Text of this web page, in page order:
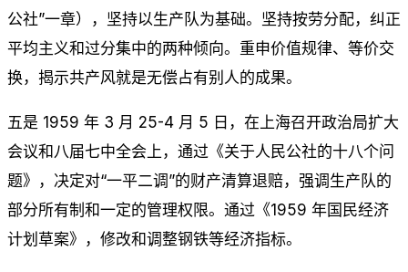
公社”一章），坚持以生产队为基础。坚持按劳分配，纠正
平均主义和过分集中的两种倾向。重申价值规律、等价交
换，揭示共产风就是无偿占有别人的成果。
五是 1959 年 3 月 25-4 月 5 日，在上海召开政治局扩大
会议和八届七中全会上，通过《关于人民公社的十八个问
题》，决定对“一平二调”的财产清算退赔，强调生产队的
部分所有制和一定的管理权限。通过《1959 年国民经济
计划草案》，修改和调整钢铁等经济指标。